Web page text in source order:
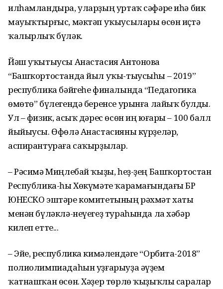
илһамландыра, уларҙың уртаҡ сәфәре иһә бик
мауыҡтырғыс, мәктәп уҡыусылары өсөн иҫтә
ҡалырлыҡ бүләк.
Йәш уҡытыусы Анастасия Антонова
“Башҡортостанда йыл уҡы-тыусыһы – 2019”
республика бәйгеһе финалында “Педагогика
өмөтө” бүлегендә беренсе урынға лайыҡ булды.
Ул – физик, асыҡ дәрес өсөн иң юғары – 100 балл
йыйыусы. Өфөлә Анастасияны күрҙеләр,
аспирантураға саҡырҙылар.
– Рәсимә Миңлебай ҡыҙы, һеҙ-ҙең Башҡортостан
Республика-һы Хөкүмәте ҡарамағындағы БР
ЮНЕСКО эштәре комитетының рәхмәт хаты
менән бүләклә-неүегеҙ тураһында ла хәбәр
килеп етте...
– Эйе, республика кимәлендәге “Орбита-2018”
полиолимпиадаһын уҙғарыуҙа әүҙем
ҡатнашҡан өсөн. Хәҙер төрлө ҡыҙыҡлы саралар